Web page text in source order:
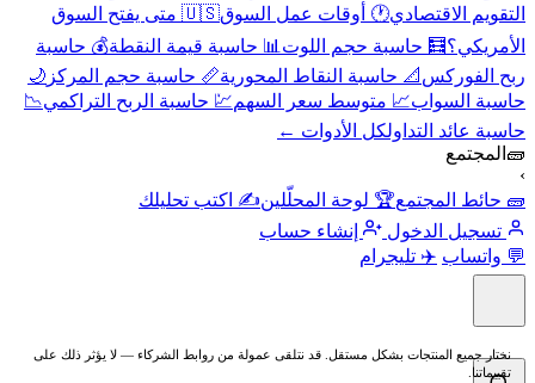
التقويم الاقتصادي🕐 أوقات عمل السوق
🇺🇸 متى يفتح السوق
الأمريكي؟🧮 حاسبة حجم اللوت 📊 حاسبة قيمة النقطة💰 حاسبة
ربح الفوركس 📐 حاسبة النقاط المحورية📏 حاسبة حجم المركز 🌙
حاسبة السواب📈 متوسط سعر السهم💹 حاسبة الربح التراكمي📉
حاسبة عائد التداولكل الأدوات ←
🧱 المجتمع
›
🧱 حائط المجتمع🏆 لوحة المحلّلين✍️ اكتب تحليلك
تسجيل الدخول
إنشاء حساب
💬 واتساب ✈️ تليجرام
نختار جميع المنتجات بشكل مستقل. قد نتلقى عمولة من روابط الشركاء — لا يؤثر ذلك على
تقييماتنا.